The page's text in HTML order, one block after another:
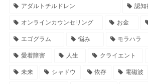
アダルトチルドレン 認知
オンラインカウンセリング お金
エゴグラム 悩み モラハラ
愛着障害 人生 クライエント
未来 シャドウ 依存 電磁波